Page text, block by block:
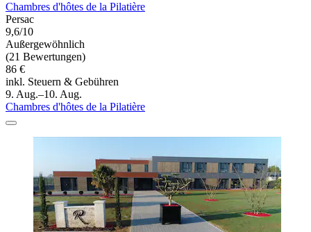
Chambres d'hôtes de la Pilatière
Persac
9,6/10
Außergewöhnlich
(21 Bewertungen)
86 €
inkl. Steuern & Gebühren
9. Aug.–10. Aug.
Chambres d'hôtes de la Pilatière